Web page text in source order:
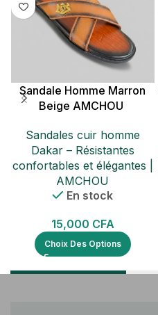
Sandale Homme Marron
Beige AMCHOU
Sandales cuir homme
Dakar – Résistantes
confortables et élégantes |
AMCHOU
En stock
15,000 CFA
Choix Des Options